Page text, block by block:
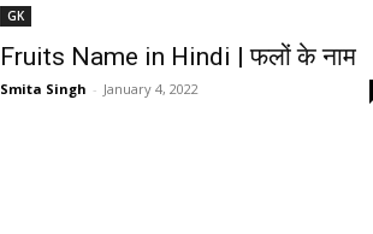
GK
Fruits Name in Hindi | फलों के नाम
Smita Singh - January 4, 2022